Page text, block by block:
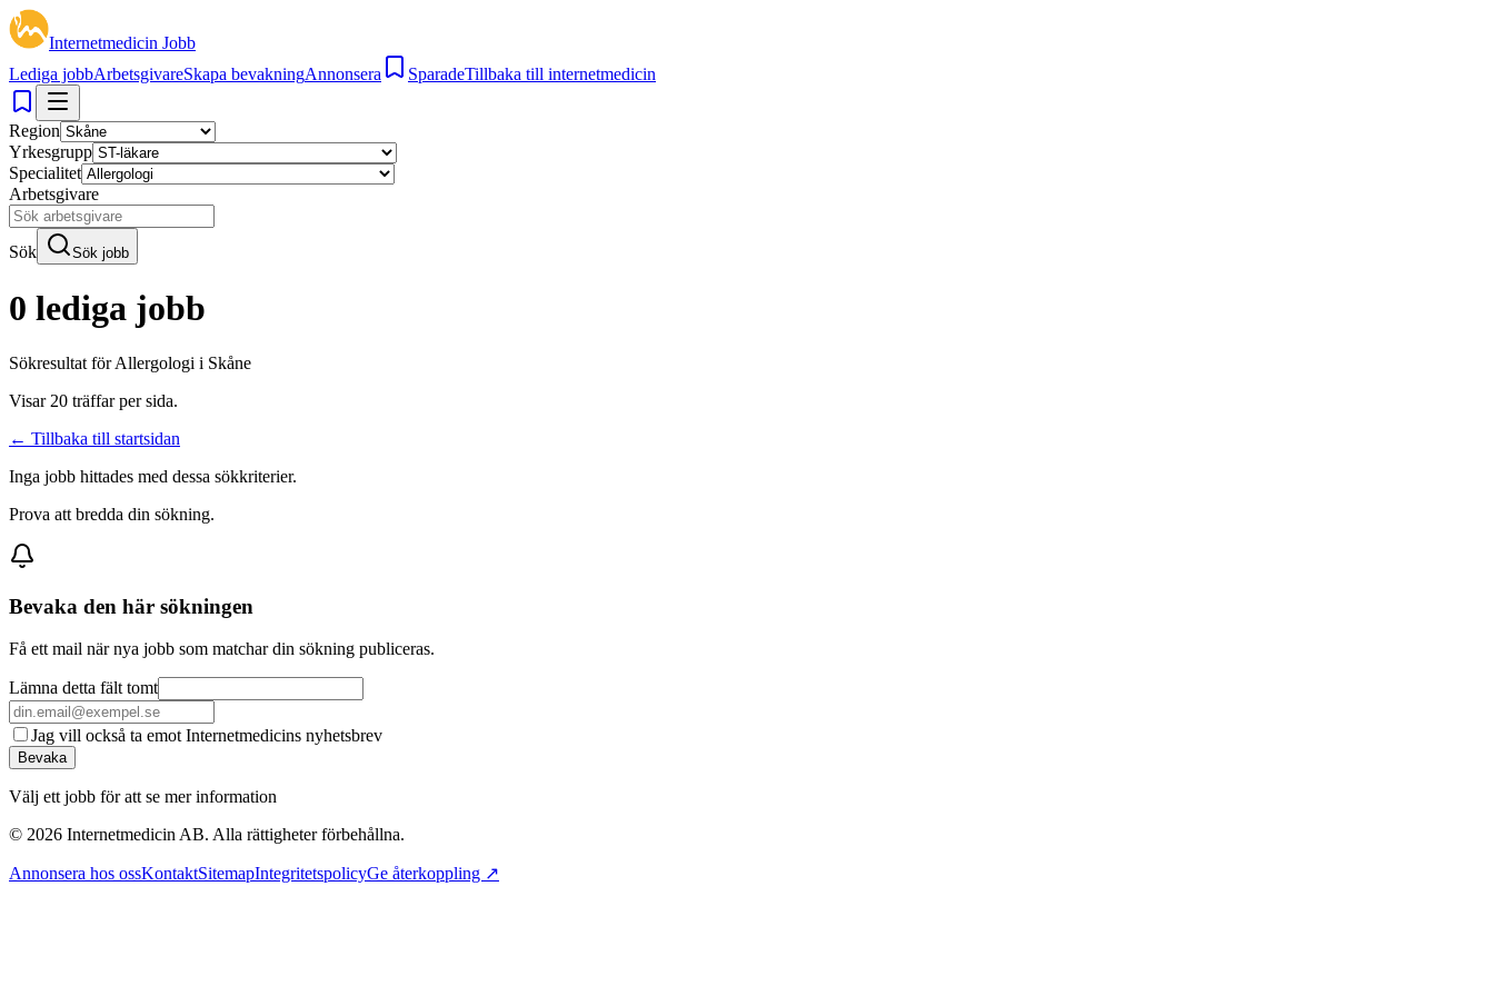
Internetmedicin Jobb
Lediga jobbArbetsgivareSkapa bevakningAnnonsera SparadeTillbaka till internetmedicin
Region
Yrkesgrupp
Specialitet
Arbetsgivare
Sök Sök jobb
0 lediga jobb
Sökresultat förAllergologi i Skåne
Visar 20 träffar per sida.
← Tillbaka till startsidan
Inga jobb hittades med dessa sökkriterier.
Prova att bredda din sökning.
Bevaka den här sökningen
Få ett mail när nya jobb som matchar din sökning publiceras.
Lämna detta fält tomt
Jag vill också ta emot Internetmedicins nyhetsbrev
Bevaka
Välj ett jobb för att se mer information
© 2026 Internetmedicin AB. Alla rättigheter förbehållna.
Annonsera hos ossKontaktSitemapIntegritetspolicyGe återkoppling ↗